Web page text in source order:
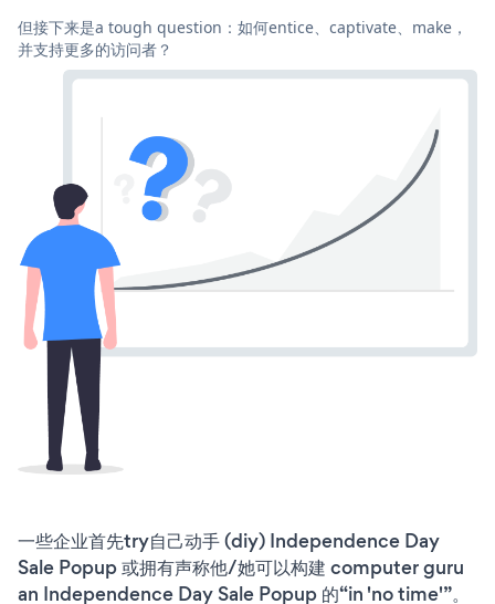
但接下来是a tough question：如何entice、captivate、make，
并支持更多的访问者？
一些企业首先try自己动手 (diy) Independence Day
Sale Popup 或拥有声称他/她可以构建 computer guru
an Independence Day Sale Popup 的“in 'no time'”。